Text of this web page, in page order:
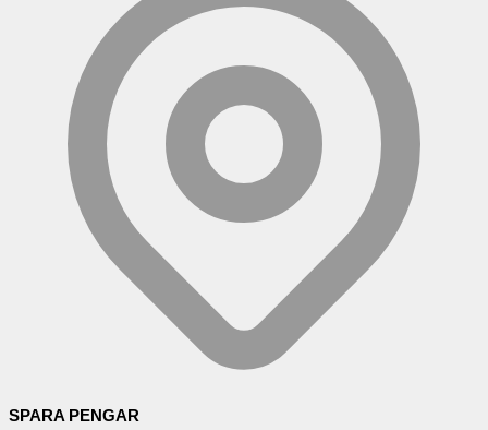
SPARA PENGAR